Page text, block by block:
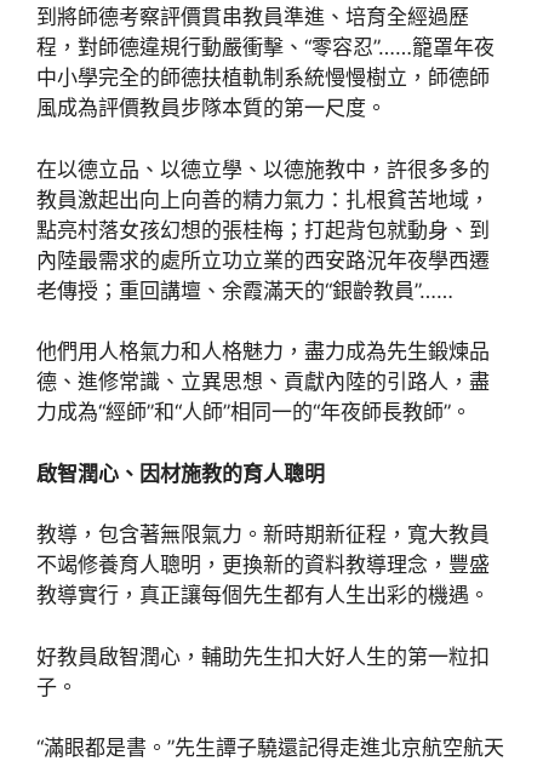
到將師德考察評價貫串教員準進、培育全經過歷
程，對師德違規行動嚴衝擊、“零容忍”……籠罩年夜
中小學完全的師德扶植軌制系統慢慢樹立，師德師
風成為評價教員步隊本質的第一尺度。
在以德立品、以德立學、以德施教中，許很多多的
教員激起出向上向善的精力氣力：扎根貧苦地域，
點亮村落女孩幻想的張桂梅；打起背包就動身、到
內陸最需求的處所立功立業的西安路況年夜學西遷
老傳授；重回講壇、余霞滿天的“銀齡教員”……
他們用人格氣力和人格魅力，盡力成為先生鍛煉品
德、進修常識、立異思想、貢獻內陸的引路人，盡
力成為“經師”和“人師”相同一的“年夜師長教師”。
啟智潤心、因材施教的育人聰明
教導，包含著無限氣力。新時期新征程，寬大教員
不竭修養育人聰明，更換新的資料教導理念，豐盛
教導實行，真正讓每個先生都有人生出彩的機遇。
好教員啟智潤心，輔助先生扣大好人生的第一粒扣
子。
“滿眼都是書。”先生譚子驍還記得走進北京航空航天